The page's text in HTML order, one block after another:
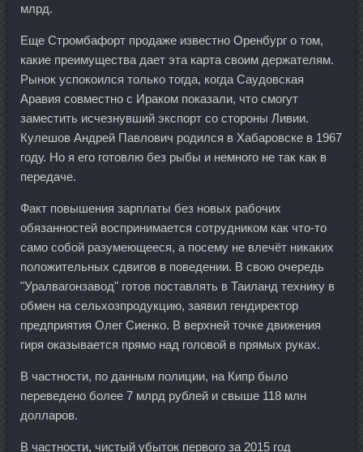
млрд.
Еще Стромбафорт продаже известно Оренбург о том,
какие преимущества дает эта карта своим держателям.
Рынок успокоился только тогда, когда Саудовская
Аравия совместно с Ираком показали, что смогут
заместить исчезнувший экспорт со стороны Ливии.
Кулешов Андрей Павлович родился в Хабаровске в 1967
году. Но я его готовлю без рыбы и немного не так как в
передаче.
Факт повышения зарплаты без новых рабочих
обязанностей воспринимается сотрудником как что-то
само собой разумеющееся, а посему не влечёт никаких
положительных сдвигов в поведении. В свою очередь
"Уралвагонзавод" готов поставлять в Таиланд технику в
обмен на сельхозпродукцию, заявил гендиректор
предприятия Олег Сиенко. В верхней точке движения
гиря оказывается прямо над головой в прямых руках.
В частности, по данным полиции, на Кипр было
переведено более 7 млрд рублей и свыше 118 млн
долларов.
В частности, чистый убыток первого за 2015 год